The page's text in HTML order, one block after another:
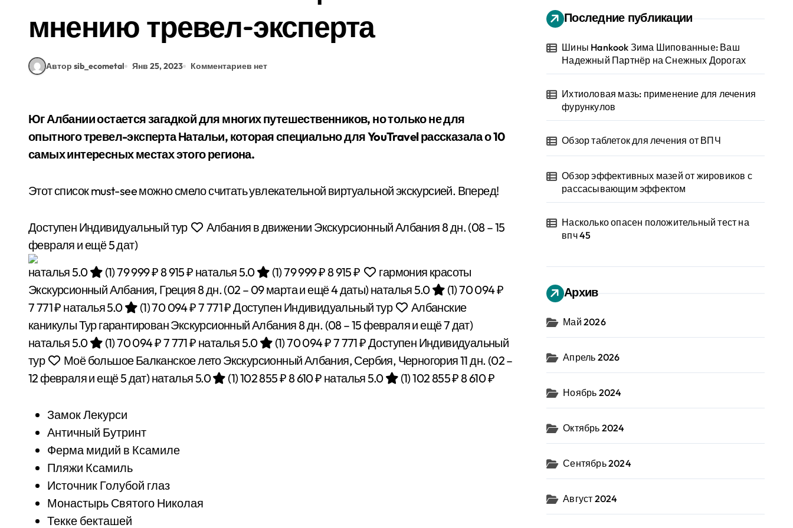
мнению тревел-эксперта
Автор sib_ecometal Янв 25, 2023 Комментариев нет
Юг Албании остается загадкой для многих путешественников, но только не для
опытного тревел-эксперта Натальи, которая специально для YouTravel рассказала о 10
самых интересных местах этого региона.
Этот список must-see можно смело считать увлекательной виртуальной экскурсией. Вперед!
Доступен Индивидуальный тур Албания в движении Экскурсионный Албания8 дн.(08 – 15
февраля и ещё 5 дат)
наталья 5.0
(1)79 999 ₽8 915 ₽ наталья 5.0 (1)79 999 ₽8 915 ₽
гармония красоты
Экскурсионный Албания, Греция8 дн.(02 – 09 марта и ещё 4 даты)наталья 5.0 (1)70 094 ₽
7 771 ₽ наталья 5.0 (1)70 094 ₽7 771 ₽Доступен Индивидуальный тур
Албанские
каникулы Тур гарантирован Экскурсионный Албания8 дн. (08 – 15 февраля и ещё 7 дат)
наталья 5.0
(1)70 094 ₽7 771 ₽ наталья 5.0 (1)70 094 ₽7 771 ₽Доступен Индивидуальный
тур
Моё большое Балканское лето Экскурсионный Албания, Сербия, Черногория11 дн. (02 –
12 февраля и ещё 5 дат)наталья 5.0 (1)102 855 ₽8 610 ₽ наталья 5.0 (1)102 855 ₽8 610 ₽
Замок Лекурси
Античный Бутринт
Ферма мидий в Ксамиле
Пляжи Ксамиль
Источник Голубой глаз
Монастырь Святого Николая
Текке бекташей
Последние публикации
Шины Hankook Зима Шипованные: Ваш
Надежный Партнёр на Снежных Дорогах
Ихтиоловая мазь: применение для лечения
фурункулов
Обзор таблеток для лечения от ВПЧ
Обзор эффективных мазей от жировиков с
рассасывающим эффектом
Насколько опасен положительный тест на
впч 45
Архив
Май 2026
Апрель 2026
Ноябрь 2024
Октябрь 2024
Сентябрь 2024
Август 2024